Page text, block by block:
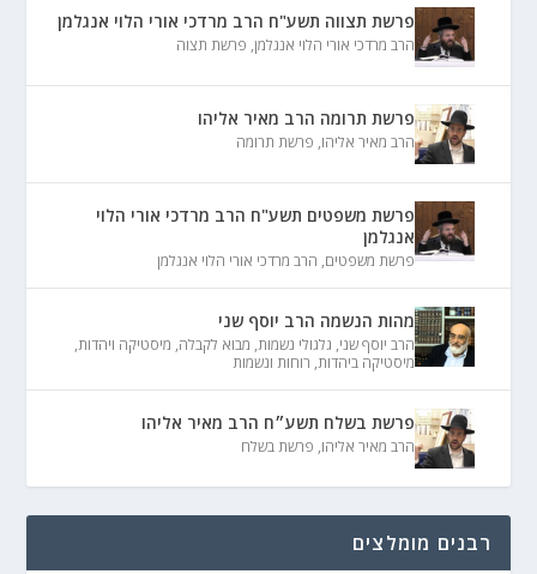
פרשת תצווה תשע"ח הרב מרדכי אורי הלוי אנגלמן
הרב מרדכי אורי הלוי אנגלמן, פרשת תצוה
פרשת תרומה הרב מאיר אליהו
הרב מאיר אליהו, פרשת תרומה
פרשת משפטים תשע"ח הרב מרדכי אורי הלוי
אנגלמן
פרשת משפטים, הרב מרדכי אורי הלוי אנגלמן
מהות הנשמה הרב יוסף שני
הרב יוסף שני, גלגולי נשמות, מבוא לקבלה, מיסטיקה ויהדות,
מיסטיקה ביהדות, רוחות ונשמות
פרשת בשלח תשע״ח הרב מאיר אליהו
הרב מאיר אליהו, פרשת בשלח
רבנים מומלצים